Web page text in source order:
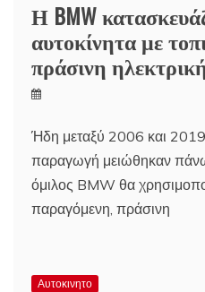
Η BMW
αυτοκίνητα με
πράσινη
Ήδη μεταξύ 2006 και
παραγωγή μειώθηκαν
όμιλος BMW θα
παραγόμενη, πράσινη
Αυτοκινητο